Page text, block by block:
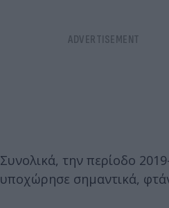
Συνολικά, την περίοδο
υποχώρησε σημαντικά,